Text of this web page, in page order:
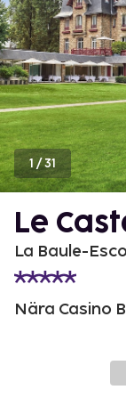
1 /31
Le
La Baule-
Nära Casino